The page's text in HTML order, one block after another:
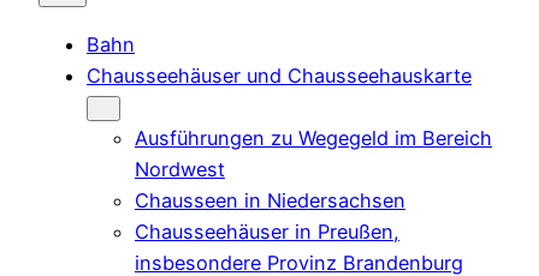
Bahn
Chausseehäuser und Chausseehauskarte
Ausführungen zu Wegegeld im Bereich
Nordwest
Chausseen in Niedersachsen
Chausseehäuser in Preußen,
insbesondere Provinz Brandenburg